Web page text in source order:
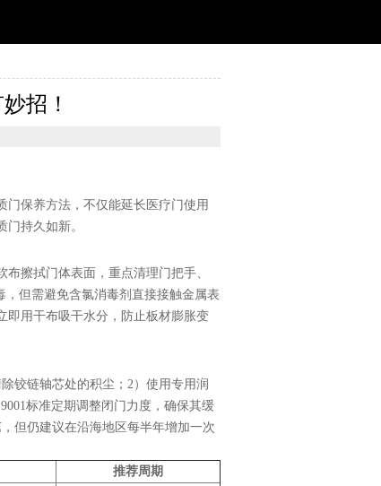
招！
门保养方法，不仅能延长医疗门使用
持久如新。
擦拭门体表面，重点清理门把手、
但需避免含氯消毒剂直接接触金属表
即用干布吸干水分，防止板材膨胀变
铰链轴芯处的积尘；2）使用专用润
标准定期调整闭门力度，确保其缓
但仍建议在沿海地区每半年增加一次
推荐周期